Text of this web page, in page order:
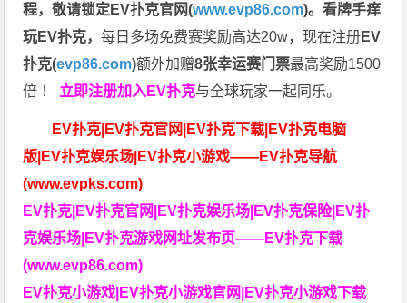
程，敬请锁定EV扑克官网(www.evp86.com)。看牌手痒
玩EV扑克，每日多场免费赛奖励高达20w，现在注册EV
扑克(evp86.com)额外加赠8张幸运赛门票最高奖励1500
倍 ！ 立即注册加入EV扑克与全球玩家一起同乐。
EV扑克|EV扑克官网|EV扑克下载|EV扑克电脑
版|EV扑克娱乐场|EV扑克小游戏——EV扑克导航
(www.evpks.com)
EV扑克|EV扑克官网|EV扑克娱乐场|EV扑克保险|EV扑
克娱乐场|EV扑克游戏网址发布页——EV扑克下载
(www.evp86.com)
EV扑克小游戏|EV扑克小游戏官网|EV扑克小游戏下载